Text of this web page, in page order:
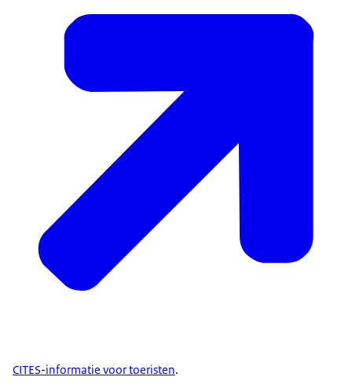
CITES-informatie voor toeristen.